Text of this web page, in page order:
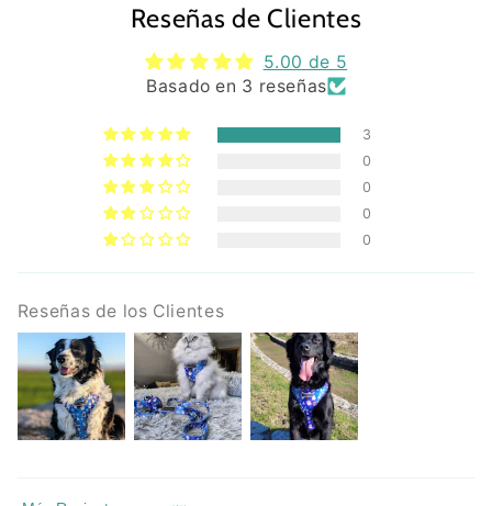
Reseñas de Clientes
5.00 de 5
Basado en 3 reseñas
3
0
0
0
0
Reseñas de los Clientes